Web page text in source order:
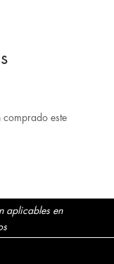
comprado este
aplicables en